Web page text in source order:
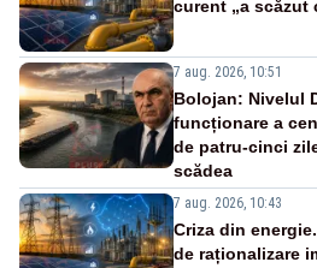
curent „a scăzut
7 aug. 2026, 10:51
Bolojan: Nivelul
funcționare a
de patru-cinci
scădea
7 aug. 2026, 10:43
Criza din
de raționalizare